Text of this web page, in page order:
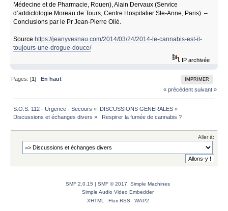
Médecine et de Pharmacie, Rouen), Alain Dervaux (Service
d’addictologie Moreau de Tours, Centre Hospitalier Ste-Anne, Paris) –
Conclusions par le Pr Jean-Pierre Olié.
Source https://jeanyvesnau.com/2014/03/24/2014-le-cannabis-est-il-
toujours-une-drogue-douce/
IP archivée
IMPRIMER
Pages: [1]En haut
« précédent suivant »
S.O.S. 112 - Urgence - Secours » DISCUSSIONS GENERALES»
Discussions et échanges divers » Respirer la fumée de cannabis ?
Aller à:
SMF 2.0.15 | SMF © 2017, Simple Machines
Simple Audio Video Embedder
XHTML
Flux RSS WAP2